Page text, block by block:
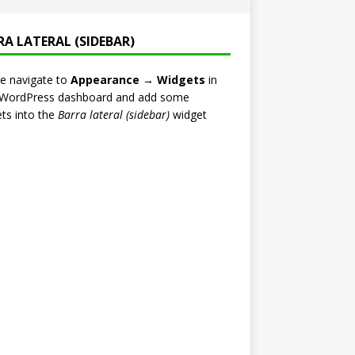
LATERAL (SIDEBAR)
navigate to Appearance → Widgets in
dashboard and add some
into the Barra lateral (sidebar)widget